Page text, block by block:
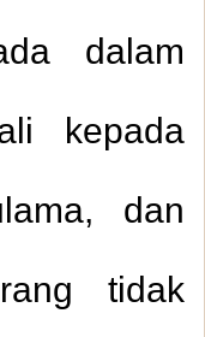
dalam
kepada
dan
tidak